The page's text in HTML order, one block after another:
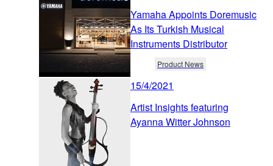
Yamaha Appoints Doremusic
As Its Turkish Musical
Instruments Distributor
Product News
15/4/2021
Artist Insights featuring
Ayanna Witter Johnson